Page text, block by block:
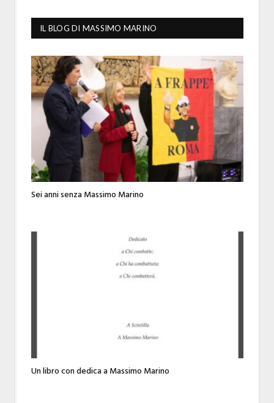
IL BLOG DI MASSIMO MARINO
Sei anni senza Massimo Marino
Un libro con dedica a Massimo Marino